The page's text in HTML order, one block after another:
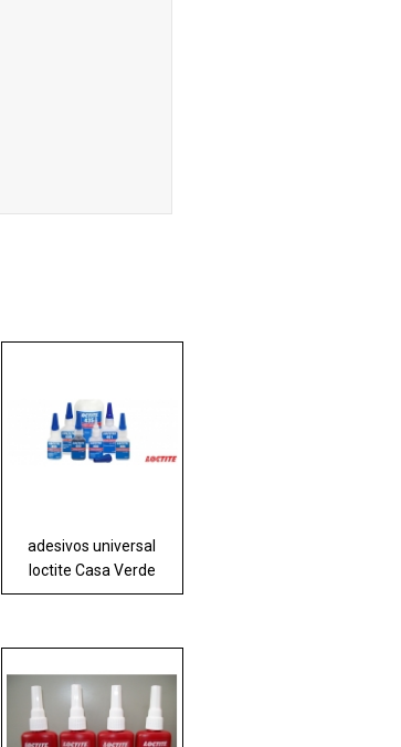
adesivos universal
loctite Casa Verde